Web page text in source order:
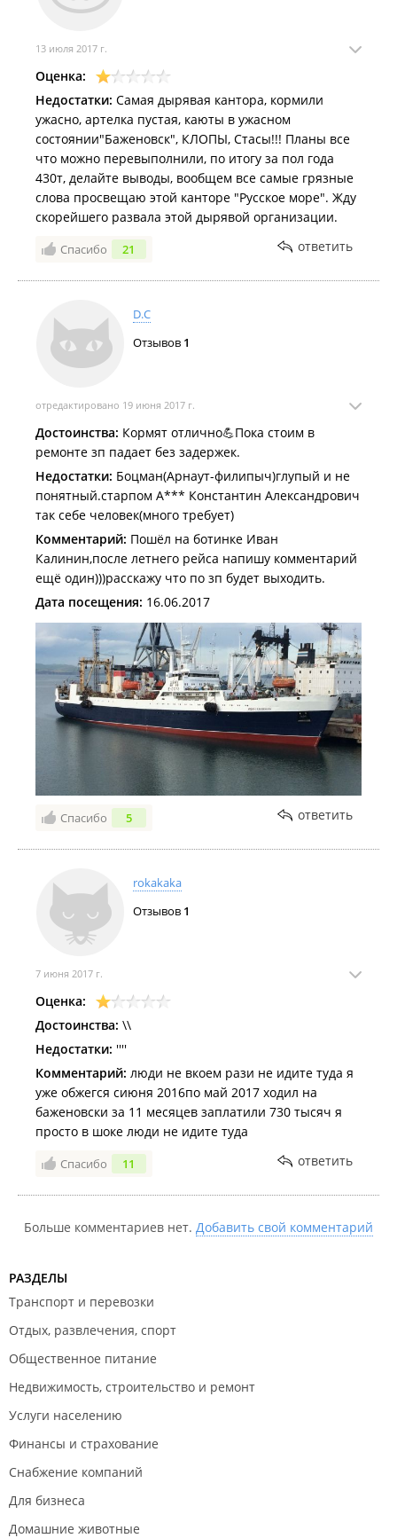
13 июля 2017 г.
Оценка:
Недостатки: Самая дырявая кантора, кормили
ужасно, артелка пустая, каюты в ужасном
состоянии"Баженовск", КЛОПЫ, Стасы!!! Планы все
что можно перевыполнили, по итогу за пол года
430т, делайте выводы, вообщем все самые грязные
слова просвещаю этой канторе "Русское море". Жду
скорейшего развала этой дырявой организации.
Спасибо 21 ответить
D.C
Отзывов 1
отредактировано 19 июня 2017 г.
Достоинства: Кормят отлично💪Пока стоим в
ремонте зп падает без задержек.
Недостатки: Боцман(Арнаут-филипыч)глупый и не
понятный.старпом А*** Константин Александрович
так себе человек(много требует)
Комментарий: Пошёл на ботинке Иван
Калинин,после летнего рейса напишу комментарий
ещё один)))расскажу что по зп будет выходить.
Дата посещения: 16.06.2017
Спасибо 5 ответить
rokakaka
Отзывов 1
7 июня 2017 г.
Оценка:
Достоинства: \\
Недостатки: ''''
Комментарий: люди не вкоем рази не идите туда я
уже обжегся сиюня 2016по май 2017 ходил на
баженовски за 11 месяцев заплатили 730 тысяч я
просто в шоке люди не идите туда
Спасибо 11 ответить
Больше комментариев нет. Добавить свой комментарий
РАЗДЕЛЫ
Транспорт и перевозки
Отдых, развлечения, спорт
Общественное питание
Недвижимость, строительство и ремонт
Услуги населению
Финансы и страхование
Снабжение компаний
Для бизнеса
Домашние животные